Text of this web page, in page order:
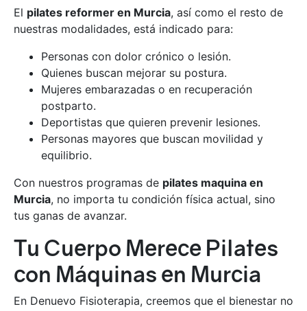
El pilates reformer en Murcia, así como el resto de
nuestras modalidades, está indicado para:
Personas con dolor crónico o lesión.
Quienes buscan mejorar su postura.
Mujeres embarazadas o en recuperación
postparto.
Deportistas que quieren prevenir lesiones.
Personas mayores que buscan movilidad y
equilibrio.
Con nuestros programas de pilates maquina en
Murcia, no importa tu condición física actual, sino
tus ganas de avanzar.
Tu Cuerpo Merece Pilates
con Máquinas en Murcia
En Denuevo Fisioterapia, creemos que el bienestar no